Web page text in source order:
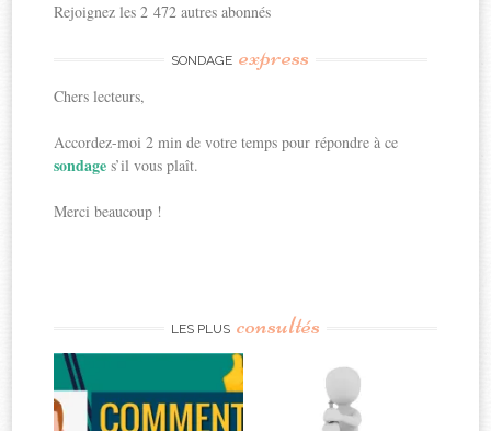
Rejoignez les 2 472 autres abonnés
SONDAGE express
Chers lecteurs,
Accordez-moi 2 min de votre temps pour répondre à ce
sondages’il vous plaît.
Merci beaucoup !
LES PLUS consultés